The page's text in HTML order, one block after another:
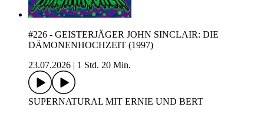
#226 - GEISTERJÄGER JOHN SINCLAIR: DIE
DÄMONENHOCHZEIT (1997)
23.07.2026
1 Std. 20 Min.
SUPERNATURAL MIT ERNIE UND BERT